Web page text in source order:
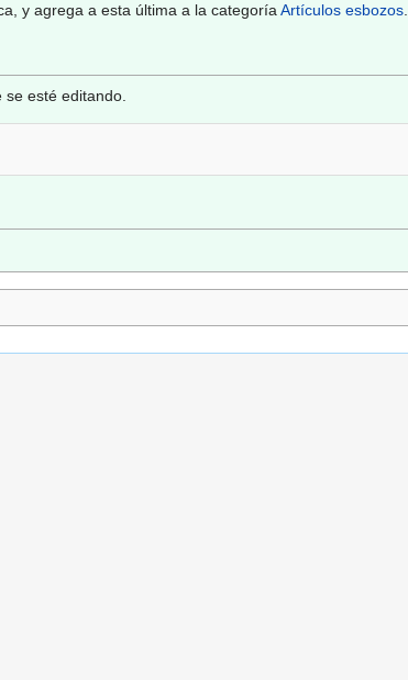
y agrega a esta última a la categoríaArtículos esbozos.
se esté editando.